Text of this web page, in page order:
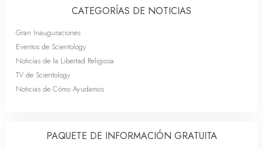
CATEGORÍAS DE NOTICIAS
Gran Inauguraciones
Eventos de Scientology
Noticias de la Libertad Religiosa
TV de Scientology
Noticias de Cómo Ayudamos
PAQUETE DE INFORMACIÓN GRATUITA